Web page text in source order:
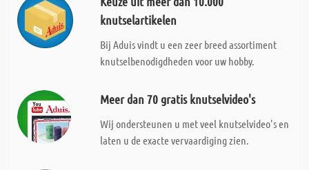
knutselartikelen
Bij Aduis vindt u een zeer breed assortiment
knutselbenodigdheden voor uw hobby.
Meer dan 70 gratis knutselvideo's
Wij ondersteunen u met veel knutselvideo's en
laten u de exacte vervaardiging zien.